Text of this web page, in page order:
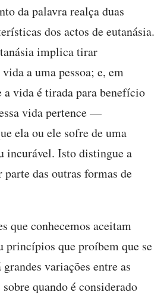
da palavra realça duas
dos actos de eutanásia.
implica tirar
a uma pessoa; e, em
a vida é tirada para benefício
vida pertence —
ela ou ele sofre de uma
incurável. Isto distingue a
das outras formas de
que conhecemos aceitam
que proíbem que se
variações entre as
quando é considerado